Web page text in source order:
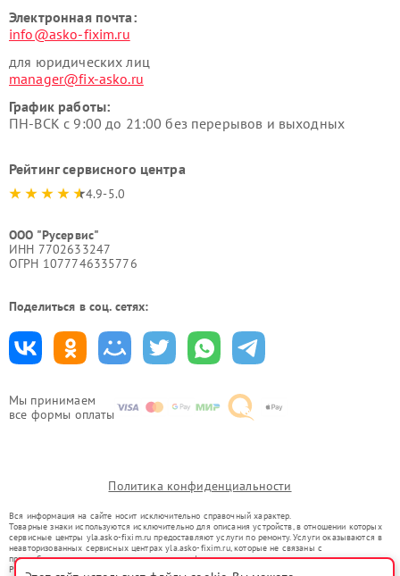
Мы принимаем
все формы оплаты
Электронная почта:
info@asko-fixim.ru
для юридических лиц
manager@fix-asko.ru
График работы:
ПН-ВСК с 9:00 до 21:00 без перерывов и выходных
Рейтинг сервисного центра
4.9-5.0
ООО "Русервис"
ИНН 7702633247
ОГРН 1077746335776
Поделиться в соц. сетях:
Политика конфиденциальности
Вся информация на сайте носит исключительно справочный характер.
Товарные знаки используются исключительно для описания устройств, в отношении которых
сервисные центры yla.asko-fixim.ru предоставляют услуги по ремонту. Услуги оказываются в
неавторизованных сервисных центрах yla.asko-fixim.ru, которые не связаны с
правообладателями товарных знаков или их официальными представителями.
Ремонт осуществляется для устройств, уже введенных в гражданский оборот в соответствии